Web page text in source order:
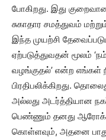
போகிறது. இது
சுகாதார சமத்துவம்
இந்த முயற்சி
ஏற்படுத்துவதன் மூலம்
வழங்குதல்’ என்ற எங்கள்
பிரதிபலிக்கிறது.
அல்லது அடர்த்தியான
பெண்ணும் தனது
கொள்ளவும், அதனை